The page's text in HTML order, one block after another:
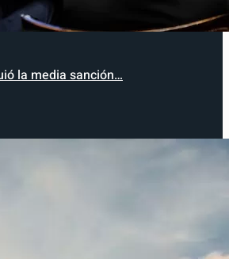
la media sanción…